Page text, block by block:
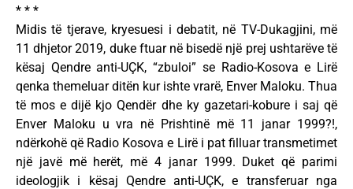
* * *
Midis të tjerave, kryesuesi i debatit, në TV-Dukagjini, më
11 dhjetor 2019, duke ftuar në bisedë një prej ushtarëve të
kësaj Qendre anti-UÇK, “zbuloi” se Radio-Kosova e Lirë
qenka themeluar ditën kur ishte vrarë, Enver Maloku. Thua
të mos e dijë kjo Qendër dhe ky gazetari-kobure i saj që
Enver Maloku u vra në Prishtinë më 11 janar 1999?!,
ndërkohë që Radio Kosova e Lirë i pat filluar transmetimet
një javë më herët, më 4 janar 1999. Duket që parimi
ideologjik i kësaj Qendre anti-UÇK, e transferuar nga